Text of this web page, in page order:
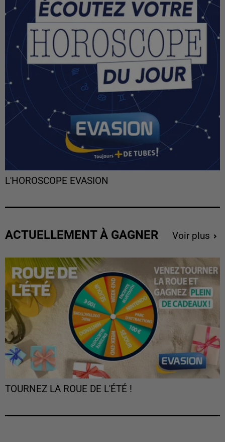
L'HOROSCOPE EVASION
ACTUELLEMENT À GAGNER Voir plus
TOURNEZ LA ROUE DE L'ÉTÉ !